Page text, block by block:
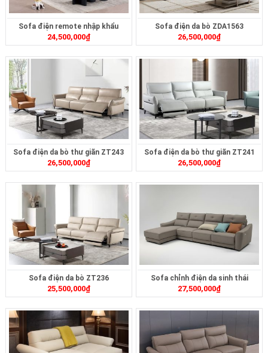
Sofa điện remote nhập khẩu
ZT2620
24,500,000₫
Sofa điện da bò ZDA1563
26,500,000₫
Sofa điện da bò thư giãn ZT243
26,500,000₫
Sofa điện da bò thư giãn ZT241
26,500,000₫
Sofa điện da bò ZT236
25,500,000₫
Sofa chỉnh điện da sinh thái
ZT2624
27,500,000₫